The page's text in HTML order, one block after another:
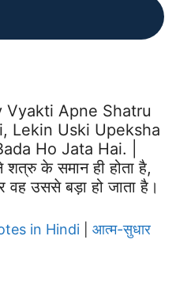
Vyakti Apne Shatru
Lekin Uski Upeksha
Ho Jata Hai. |
के समान ही होता है,
वह उससे बड़ा हो जाता है।
in Hindi
आत्म-सुधार